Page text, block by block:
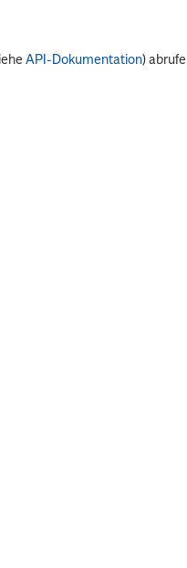
API-Dokumentation)